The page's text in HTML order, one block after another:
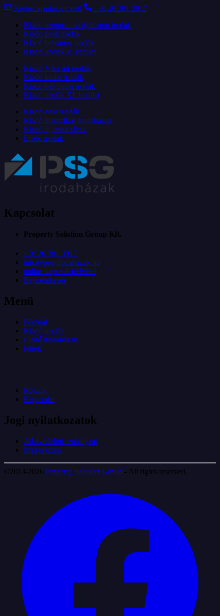
Kérjen ajánlatot most!
+36 20 381 3917
Kiadó azonnali szolgáltatott irodák
Kiadó pesti irodák
Kiadó belvárosi irodák
Kiadó irodák V. kerület
Kiadó Váci úti irodák
Kiadó budai irodák
Kiadó bel-budai irodák
Kiadó irodák XI. kerület
Kiadó zöld irodák
Kiadó klasszikus irodaházak
Kiadó új irodaházak
Eladó irodák
Kapcsolat
Property Solution Group Kft.
+36 20 381 3917
info@psg-irodahazak.hu
online kapcsolatfelvétel
Bejelentkezés
Menü
Főoldal
Kiadó irodák
Eladó irodaházak
Hírek
Rólunk
Kapcsolat
Jogi nyilatkozatok
Adatvédelmi szabályzat
Impresszum
©2014-2026 Property Solution Group - All rights reserved.